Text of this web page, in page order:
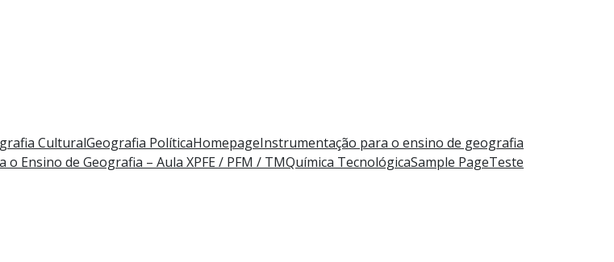
CulturalGeografia PolíticaHomepageInstrumentação para o ensino de geografia
Ensino de Geografia – Aula XPFE / PFM / TMQuímica TecnológicaSample PageTeste